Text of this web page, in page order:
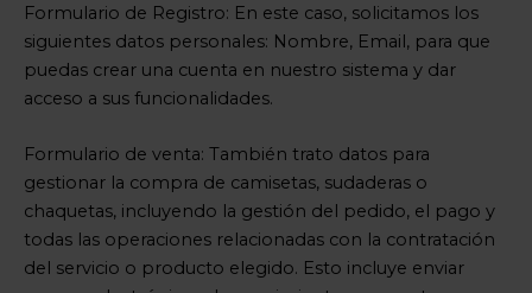
Formulario de Registro: En este caso, solicitamos los
siguientes datos personales: Nombre, Email, para que
puedas crear una cuenta en nuestro sistema y dar
acceso a sus funcionalidades.
Formulario de venta: También trato datos para
gestionar la compra de camisetas, sudaderas o
chaquetas, incluyendo la gestión del pedido, el pago y
todas las operaciones relacionadas con la contratación
del servicio o producto elegido. Esto incluye enviar